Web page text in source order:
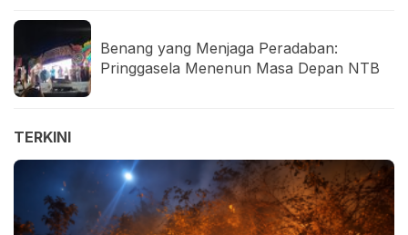
Benang yang Menjaga Peradaban:
Pringgasela Menenun Masa Depan NTB
TERKINI